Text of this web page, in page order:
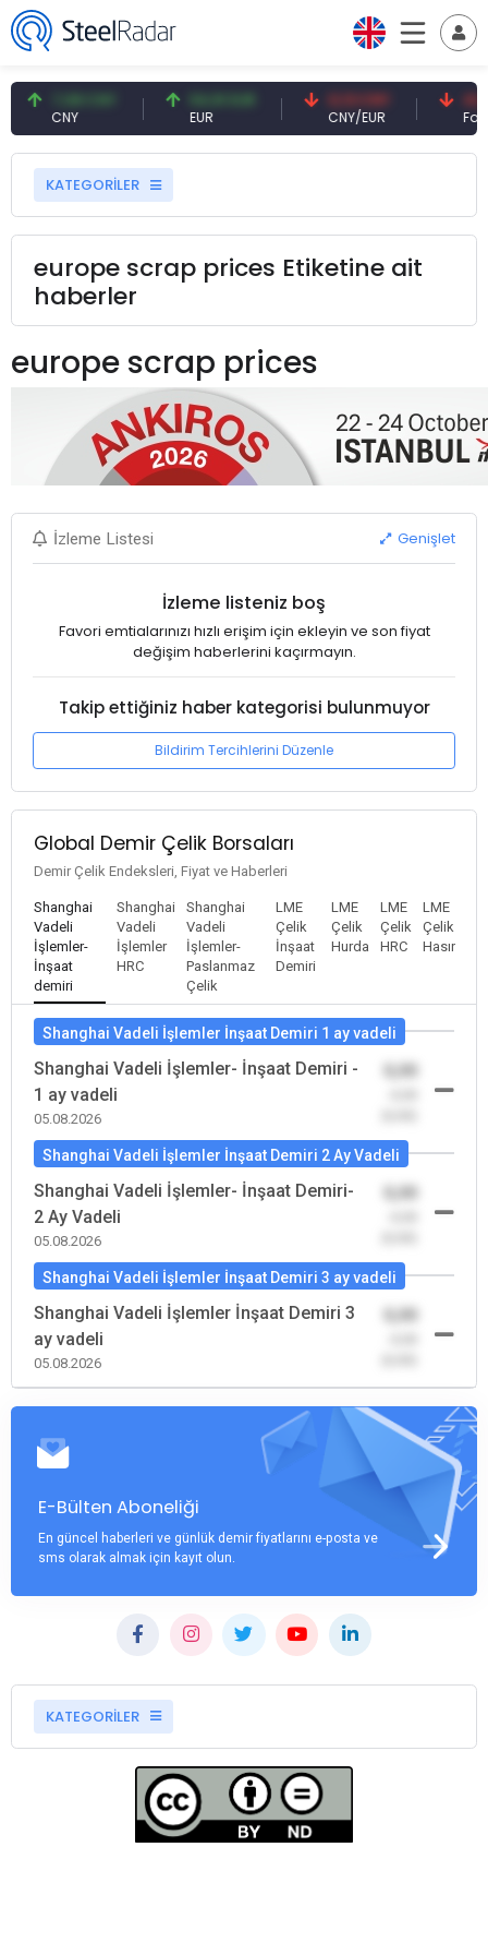
7,08 CNY
CNY
54,91 EUR
EUR
0,13 CNY
CNY/EUR Faiz
KATEGORİLER
europe scrap prices Etiketine ait
haberler
europe scrap prices
İzleme Listesi Genişlet
İzleme listeniz boş
Favori emtialarınızı hızlı erişim için ekleyin ve son fiyat
değişim haberlerini kaçırmayın.
Takip ettiğiniz haber kategorisi bulunmuyor
Bildirim Tercihlerini Düzenle
Global Demir Çelik Borsaları
Demir Çelik Endeksleri, Fiyat ve Haberleri
Shanghai
Vadeli
İşlemler-
İnşaat
demiri
Shanghai
Vadeli
İşlemler
HRC
Shanghai
Vadeli
İşlemler-
Paslanmaz
Çelik
LME
Çelik
İnşaat
Demiri
LME
Çelik
Hurda
LME
Çelik
HRC
LME
Çelik
Hasır
Shanghai Vadeli İşlemler İnşaat Demiri 1 ay vadeli
Shanghai Vadeli İşlemler- İnşaat Demiri -
1 ay vadeli
05.08.2026
0,00
Shanghai Vadeli İşlemler İnşaat Demiri 2 Ay Vadeli
Shanghai Vadeli İşlemler- İnşaat Demiri-
2 Ay Vadeli
05.08.2026
0,00
Shanghai Vadeli İşlemler İnşaat Demiri 3 ay vadeli
Shanghai Vadeli İşlemler İnşaat Demiri 3
ay vadeli
05.08.2026
0,00
E-Bülten Aboneliği
En güncel haberleri ve günlük demir fiyatlarını e-posta ve
sms olarak almak için kayıt olun.
KATEGORİLER